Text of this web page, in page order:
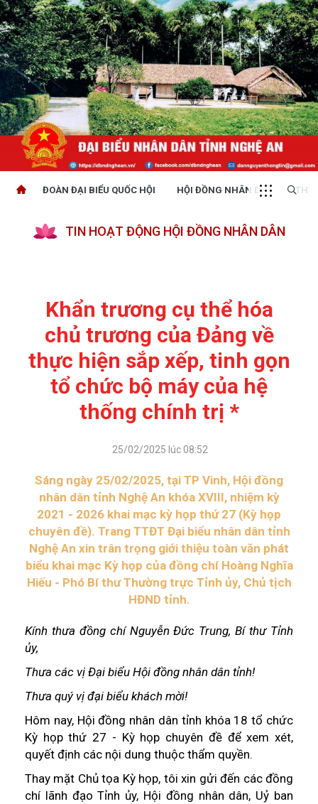
ĐOÀN ĐẠI BIỂU QUỐC HỘI HỘI ĐỒNG NHÂN DÂN
TIN HOẠT ĐỘNG HỘI ĐỒNG NHÂN DÂN
Khẩn trương cụ thể hóa
chủ trương của Đảng về
thực hiện sắp xếp, tinh gọn
tổ chức bộ máy của hệ
thống chính trị *
25/02/2025 lúc 08:52
Sáng ngày 25/02/2025, tại TP Vinh, Hội đồng
nhân dân tỉnh Nghệ An khóa XVIII, nhiệm kỳ
2021 - 2026 khai mạc kỳ họp thứ 27 (Kỳ họp
chuyên đề). Trang TTĐT Đại biểu nhân dân tỉnh
Nghệ An xin trân trọng giới thiệu toàn văn phát
biểu khai mạc Kỳ họp của đồng chí Hoàng Nghĩa
Hiếu - Phó Bí thư Thường trực Tỉnh ủy, Chủ tịch
HĐND tỉnh.
Kính thưa đồng chí Nguyễn Đức Trung, Bí thư Tỉnh
ủy,
Thưa các vị Đại biểu Hội đồng nhân dân tỉnh!
Thưa quý vị đại biểu khách mời!
Hôm nay, Hội đồng nhân dân tỉnh khóa 18 tổ chức
Kỳ họp thứ 27 - Kỳ họp chuyên đề để xem xét,
quyết định các nội dung thuộc thẩm quyền.
Thay mặt Chủ tọa Kỳ họp, tôi xin gửi đến các đồng
chí lãnh đạo Tỉnh ủy, Hội đồng nhân dân, Uỷ ban